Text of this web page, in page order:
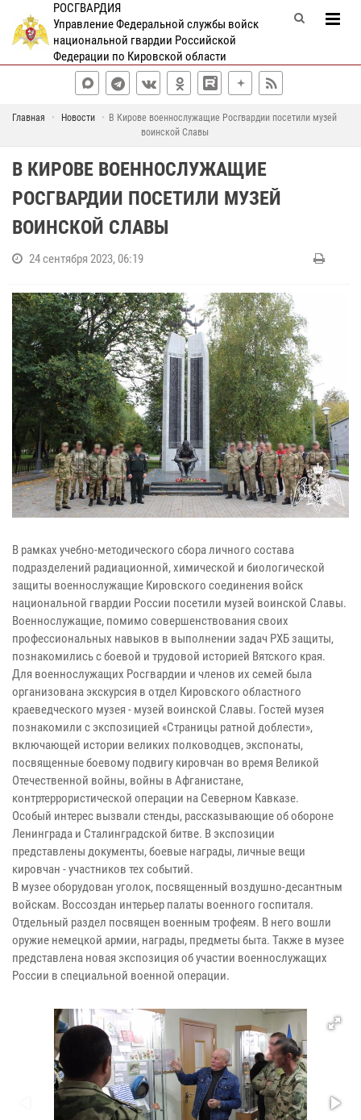
РОСГВАРДИЯ
Управление Федеральной службы войск
национальной гвардии Российской
Федерации по Кировской области
Главная Новости
В Кирове военнослужащие Росгвардии посетили музей
воинской Славы
В КИРОВЕ ВОЕННОСЛУЖАЩИЕ
РОСГВАРДИИ ПОСЕТИЛИ МУЗЕЙ
ВОИНСКОЙ СЛАВЫ
24 сентября 2023, 06:19
В рамках учебно-методического сбора личного состава
подразделений радиационной, химической и биологической
защиты военнослужащие Кировского соединения войск
национальной гвардии России посетили музей воинской Славы.
Военнослужащие, помимо совершенствования своих
профессиональных навыков в выполнении задач РХБ защиты,
познакомились с боевой и трудовой историей Вятского края.
Для военнослужащих Росгвардии и членов их семей была
организована экскурсия в отдел Кировского областного
краеведческого музея - музей воинской Славы. Гостей музея
познакомили с экспозицией «Страницы ратной доблести»,
включающей истории великих полководцев, экспонаты,
посвященные боевому подвигу кировчан во время Великой
Отечественной войны, войны в Афганистане,
контртеррористической операции на Северном Кавказе.
Особый интерес вызвали стенды, рассказывающие об обороне
Ленинграда и Сталинградской битве. В экспозиции
представлены документы, боевые награды, личные вещи
кировчан - участников тех событий.
В музее оборудован уголок, посвященный воздушно-десантным
войскам. Воссоздан интерьер палаты военного госпиталя.
Отдельный раздел посвящен военным трофеям. В него вошли
оружие немецкой армии, награды, предметы быта. Также в музее
представлена новая экспозиция об участии военнослужащих
России в специальной военной операции.